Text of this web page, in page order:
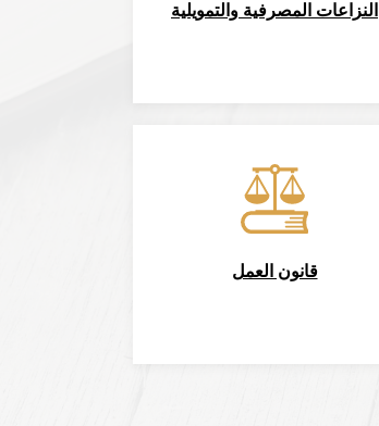
النزاعات المصرفية والتمويلية
قانون العمل